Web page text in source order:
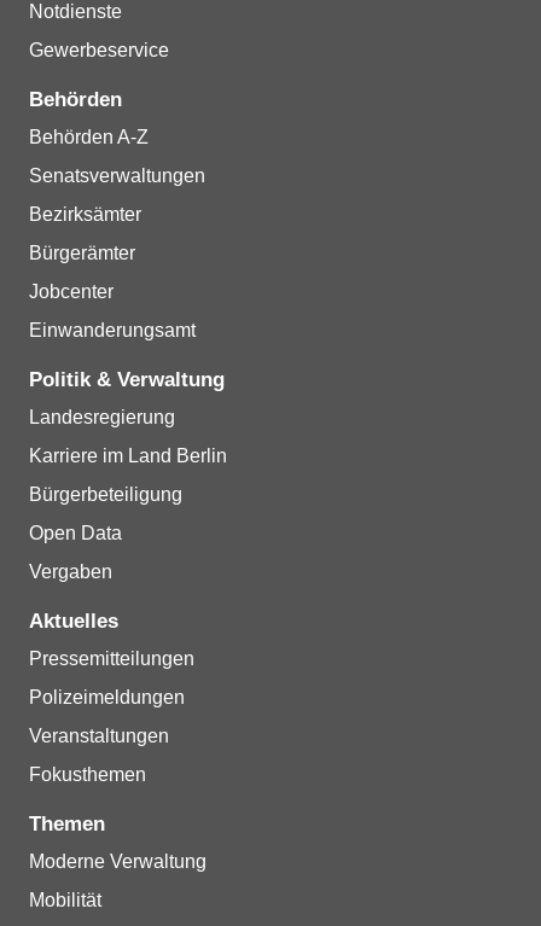
Notdienste
Gewerbeservice
Behörden
Behörden A-Z
Senatsverwaltungen
Bezirksämter
Bürgerämter
Jobcenter
Einwanderungsamt
Politik & Verwaltung
Landesregierung
Karriere im Land Berlin
Bürgerbeteiligung
Open Data
Vergaben
Aktuelles
Pressemitteilungen
Polizeimeldungen
Veranstaltungen
Fokusthemen
Themen
Moderne Verwaltung
Mobilität